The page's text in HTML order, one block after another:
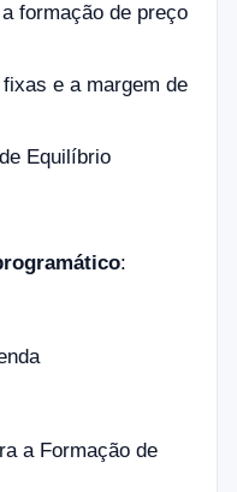
formação de preço
e a margem de
Equilíbrio
:
a Formação de